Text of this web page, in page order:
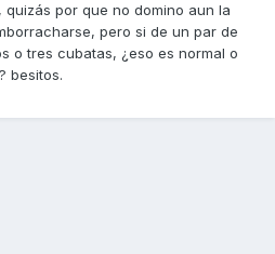
por que no domino aun la
pero si de un par de
o tres cubatas, ¿eso es normal o
besitos.